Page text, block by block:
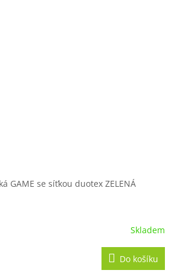
GAME se síťkou duotex ZELENÁ
Skladem
Do košíku